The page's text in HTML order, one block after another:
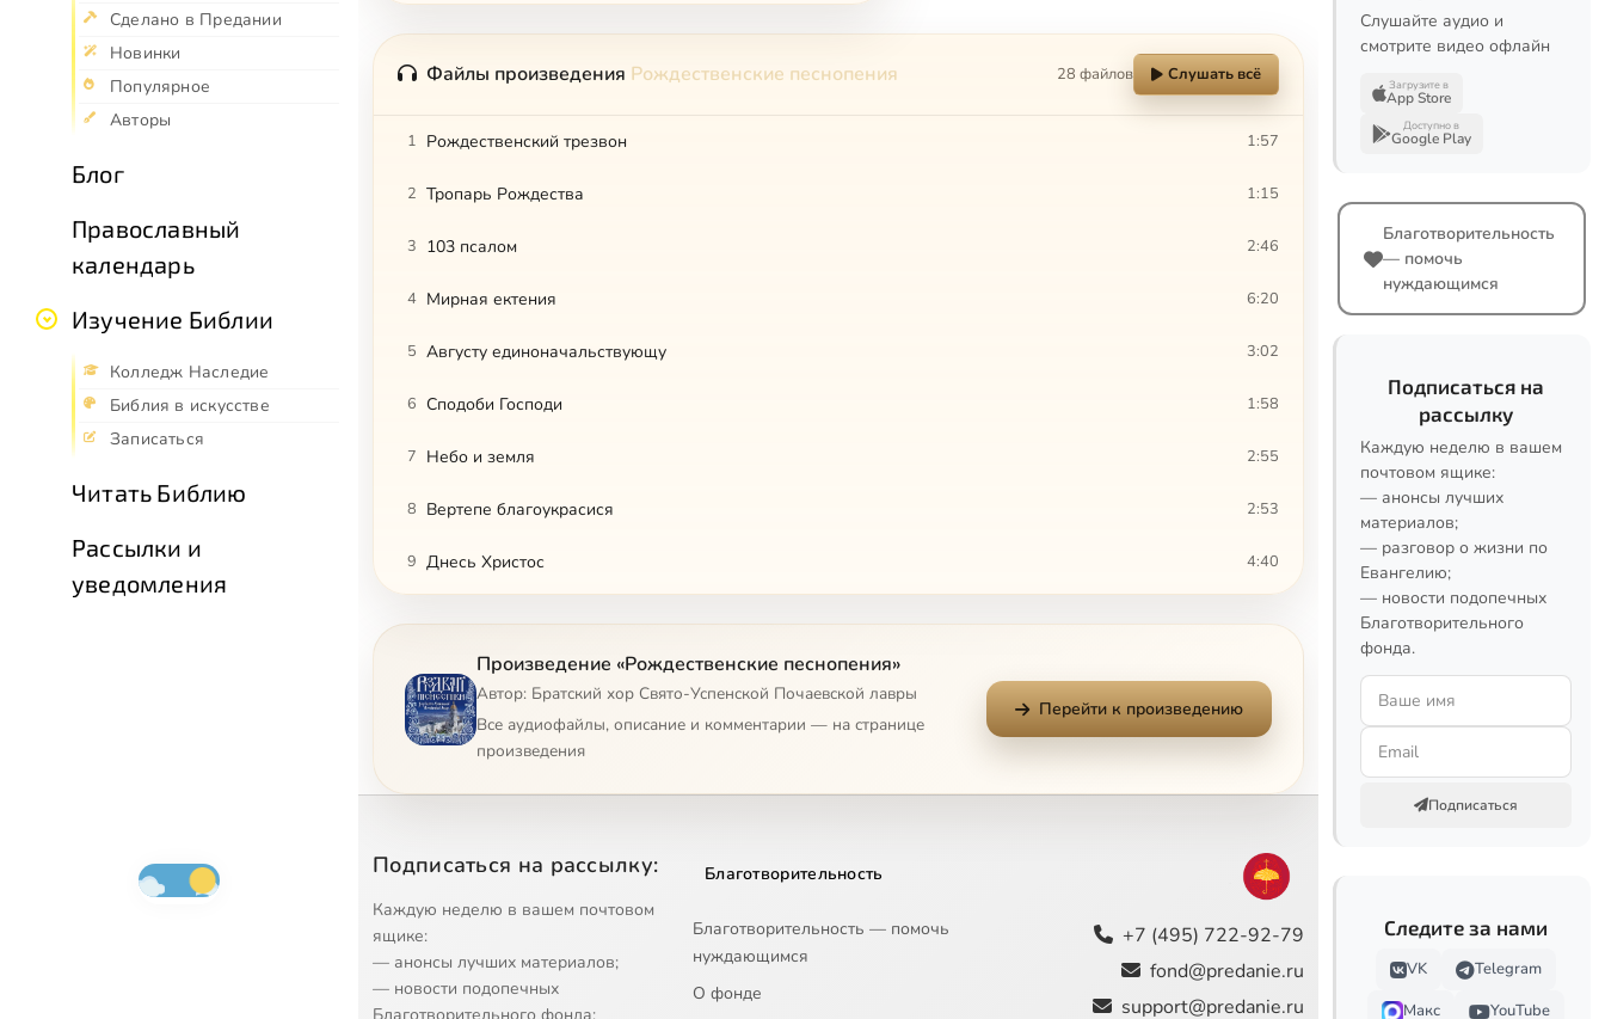
Сделано в Предании
Новинки
Популярное
Авторы
Блог
Православный
календарь
Изучение Библии
Колледж Наследие
Библия в искусстве
Записаться
Читать Библию
Рассылки и
уведомления
Файлы произведения Рождественские песнопения 28 файлов Слушать всё
1 Рождественский трезвон 1:57
2 Тропарь Рождества 1:15
3 103 псалом 2:46
4 Мирная ектения 6:20
5 Августу единоначальствующу 3:02
6 Сподоби Господи 1:58
7 Небо и земля 2:55
8 Вертепе благоукрасися 2:53
9 Днесь Христос 4:40
Тропарь Богоявления
12 Вставайте, вставайте 1:47
15 Ой над Вифлеемом 1:56
16 Пречистая Дева 4:01
17 Новина 1:36
Произведение «Рождественские песнопения»
Автор: Братский хор Свято-Успенской Почаевской лавры
Все аудиофайлы, описание и комментарии — на странице
произведения
Перейти к произведению
Подписаться на рассылку:
Каждую неделю в вашем почтовом
ящике:
— анонсы лучших материалов;
— новости подопечных
Благотворительность
Благотворительность — помочь
нуждающимся
О фонде
+7 (495) 722-92-79
fond@predanie.ru
support@predanie.ru
Слушайте аудио и
смотрите видео офлайн
Загрузите в
App Store
Доступно в
Google Play
Благотворительность
— помочь
нуждающимся
Подписаться на
рассылку
Каждую неделю в вашем
почтовом ящике:
— анонсы лучших
материалов;
— разговор о жизни по
Евангелию;
— новости подопечных
Благотворительного
фонда.
Подписаться
Следите за нами
VK
Telegram
Макс
YouTube